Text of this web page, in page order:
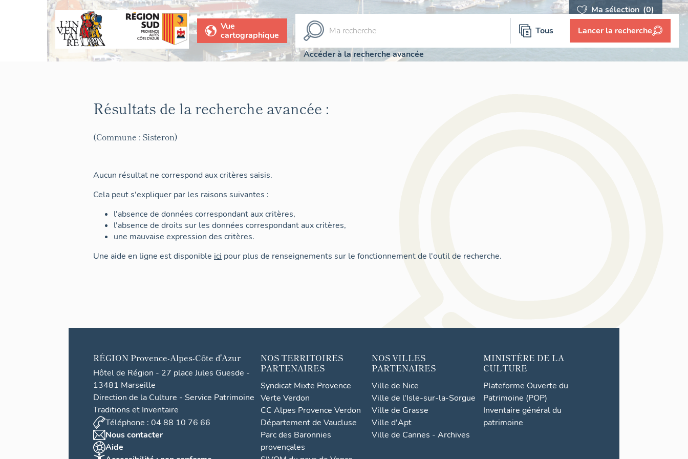
Ma sélection (0)
Vue
cartographique
Tous Lancer la recherche
Accéder à la recherche avancée
Résultats de la recherche avancée :
(Commune : Sisteron)
Aucun résultat ne correspond aux critères saisis.
Cela peut s'expliquer par les raisons suivantes :
l'absence de données correspondant aux critères,
l'absence de droits sur les données correspondant aux critères,
une mauvaise expression des critères.
Une aide en ligne est disponible ici pour plus de renseignements sur le fonctionnement de l'outil de recherche.
RÉGION Provence-Alpes-Côte d'Azur
Hôtel de Région - 27 place Jules Guesde -
13481 Marseille
Direction de la Culture - Service Patrimoine
Traditions et Inventaire
Téléphone : 04 88 10 76 66
Nous contacter
Aide
NOS TERRITOIRES
PARTENAIRES
Syndicat Mixte Provence
Verte Verdon
CC Alpes Provence Verdon
Département de Vaucluse
Parc des Baronnies
provençales
NOS VILLES
PARTENAIRES
Ville de Nice
Ville de l'Isle-sur-la-Sorgue
Ville de Grasse
Ville d'Apt
Ville de Cannes - Archives
MINISTÈRE DE LA
CULTURE
Plateforme Ouverte du
Patrimoine (POP)
Inventaire général du
patrimoine